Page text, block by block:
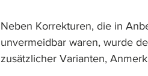
Neben Korrekturen, die in
unvermeidbar waren, wurde
zusätzlicher Varianten,